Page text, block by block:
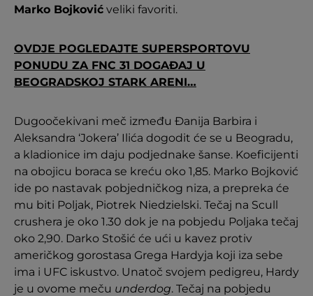
Marko Bojković veliki favoriti.
OVDJE POGLEDAJTE SUPERSPORTOVU
PONUDU ZA FNC 31 DOGAĐAJ U
BEOGRADSKOJ STARK ARENI…
Dugoočekivani meč između Đanija Barbira i
Aleksandra ‘Jokera’ Ilića dogodit će se u Beogradu,
a kladionice im daju podjednake šanse. Koeficijenti
na obojicu boraca se kreću oko 1,85. Marko Bojković
ide po nastavak pobjedničkog niza, a prepreka će
mu biti Poljak, Piotrek Niedzielski. Tečaj na Scull
crushera je oko 1.30 dok je na pobjedu Poljaka tečaj
oko 2,90. Darko Stošić će ući u kavez protiv
američkog gorostasa Grega Hardyja koji iza sebe
ima i UFC iskustvo. Unatoč svojem pedigreu, Hardy
je u ovome meču underdog. Tečaj na pobjedu